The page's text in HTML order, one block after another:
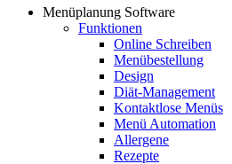
navigation
Menüplanung Software
Funktionen
Online Schreiben
Menübestellung
Design
Diät-Management
Kontaktlose Menüs
Menü Automation
Allergene
Rezepte